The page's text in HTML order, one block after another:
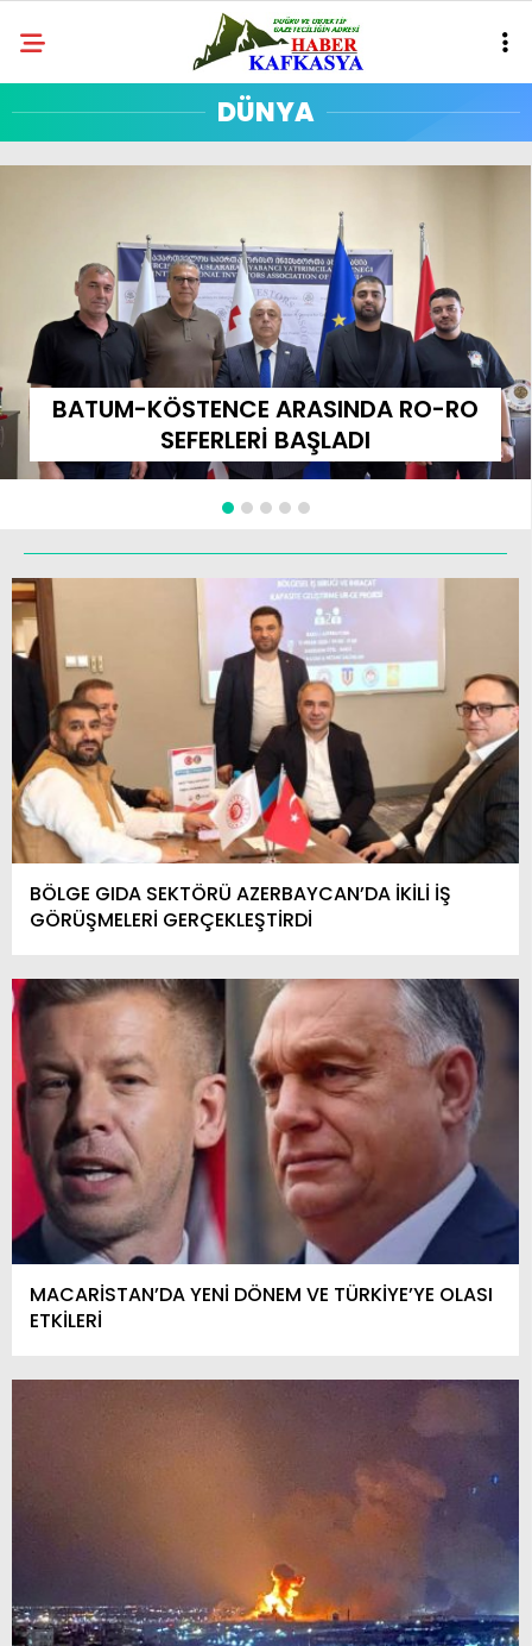
DÜNYA
BATUM-KÖSTENCE ARASINDA RO-RO
SEFERLERİ BAŞLADI
BÖLGE GIDA SEKTÖRÜ AZERBAYCAN’DA İKİLİ İŞ
GÖRÜŞMELERİ GERÇEKLEŞTİRDİ
MACARİSTAN’DA YENİ DÖNEM VE TÜRKİYE’YE OLASI
ETKİLERİ